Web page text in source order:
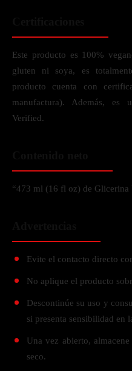
Este producto es 100%
gluten ni soya, es
producto cuenta con
manufactura). Además, es
Verified.
“473 ml (16 fl oz) de Glicerina
Evite el contacto directo
No aplique el producto
Descontinúe su uso y
si presenta sensibilidad en
Una vez abierto,
seco.